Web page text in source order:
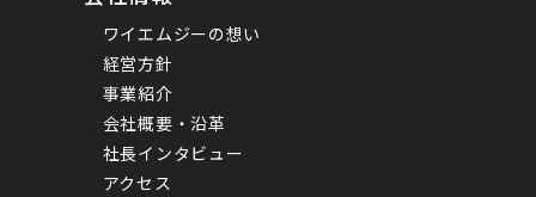
ワイエムジーの想い
経営方針
事業紹介
会社概要・沿革
社長インタビュー
アクセス